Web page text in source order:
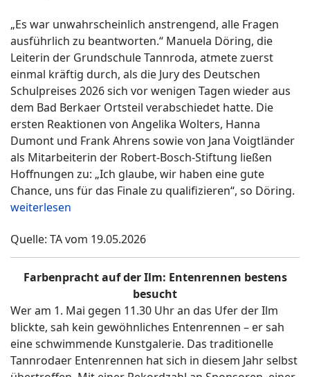
„Es war unwahrscheinlich anstrengend, alle Fragen
ausführlich zu beantworten.“ Manuela Döring, die
Leiterin der Grundschule Tannroda, atmete zuerst
einmal kräftig durch, als die Jury des Deutschen
Schulpreises 2026 sich vor wenigen Tagen wieder aus
dem Bad Berkaer Ortsteil verabschiedet hatte. Die
ersten Reaktionen von Angelika Wolters, Hanna
Dumont und Frank Ahrens sowie von Jana Voigtländer
als Mitarbeiterin der Robert-Bosch-Stiftung ließen
Hoffnungen zu: „Ich glaube, wir haben eine gute
Chance, uns für das Finale zu qualifizieren“, so Döring.
weiterlesen
Quelle: TA vom 19.05.2026
Farbenpracht auf der Ilm: Entenrennen bestens
besucht
Wer am 1. Mai gegen 11.30 Uhr an das Ufer der Ilm
blickte, sah kein gewöhnliches Entenrennen – er sah
eine schwimmende Kunstgalerie. Das traditionelle
Tannrodaer Entenrennen hat sich in diesem Jahr selbst